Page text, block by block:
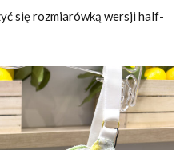
się rozmiarówką wersji half-